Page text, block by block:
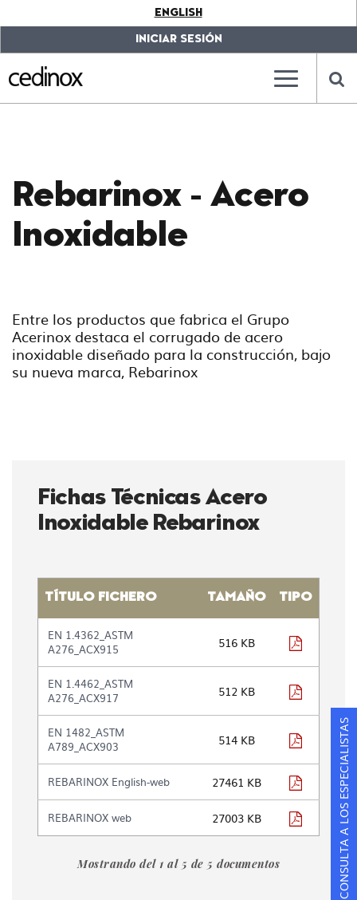
label.access.jump.content???
???
label.access.jump.header???
label.access.jump.footer???
???
label.access.jump.menu???
ENGLISH
INICIAR SESIÓN
???
???
Rebarinox - Acero
Inoxidable
Entre los productos que fabrica el Grupo
Acerinox destaca el corrugado de acero
inoxidable diseñado para la construcción, bajo
su nueva marca, Rebarinox
Fichas Técnicas Acero
Inoxidable Rebarinox
con
de
ficheros
en
galería
de
documentos
[DOCUMENTOS]
TÍTULO FICHERO TAMAÑO TIPO
EN 1.4362_ASTM
A276_ACX915
516 KB pdf
EN 1.4462_ASTM
A276_ACX917
512 KB pdf
EN 1482_ASTM
A789_ACX903
514 KB pdf
REBARINOX English-web 27461 KB pdf
REBARINOX web 27003 KB pdf
Mostrando del 1 al 5 de 5 documentos CONSULTA A LOS ESPECIALISTAS